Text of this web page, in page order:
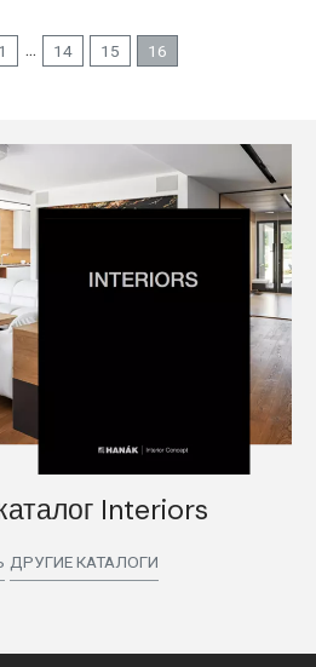
1 ... 14 15 16
Interiors
ДРУГИЕ КАТАЛОГИ